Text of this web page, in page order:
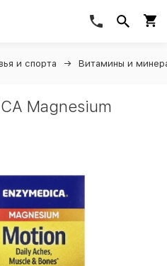
и спорта Витамины и
Magnesium